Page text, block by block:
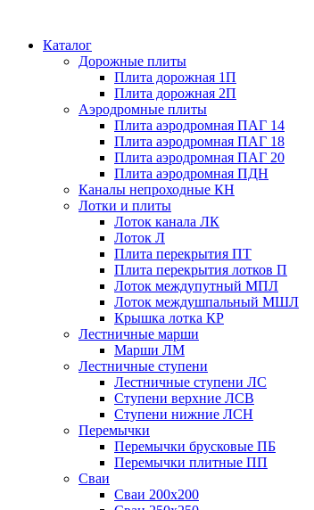
Каталог
Дорожные плиты
Плита дорожная 1П
Плита дорожная 2П
Аэродромные плиты
Плита аэродромная ПАГ 14
Плита аэродромная ПАГ 18
Плита аэродромная ПАГ 20
Плита аэродромная ПДН
Каналы непроходные КН
Лотки и плиты
Лоток канала ЛК
Лоток Л
Плита перекрытия ПТ
Плита перекрытия лотков П
Лоток междупутный МПЛ
Лоток междушпальный МШЛ
Крышка лотка КР
Лестничные марши
Марши ЛМ
Лестничные ступени
Лестничные ступени ЛС
Ступени верхние ЛСВ
Ступени нижние ЛСН
Перемычки
Перемычки брусковые ПБ
Перемычки плитные ПП
Сваи
Сваи 200х200